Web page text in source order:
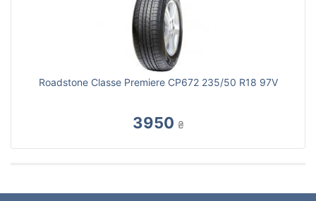
Roadstone Classe Premiere CP672 235/50 R18 97V
3950 ₴